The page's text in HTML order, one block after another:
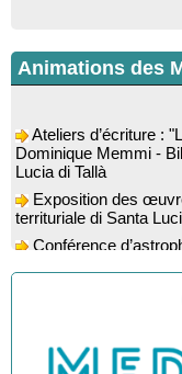
Animations des
Dominique Memmi -
Lucia di Tallà
territuriale di Santa
l’astrophysicien Paul
Bicchisgià
Exposition des
"Racines, peintures
Animation : "Petits